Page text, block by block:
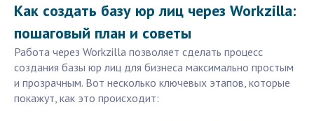
Как создать базу юр лиц через Workzilla:
пошаговый план и советы
Работа через Workzilla позволяет сделать процесс
создания базы юр лиц для бизнеса максимально простым
и прозрачным. Вот несколько ключевых этапов, которые
покажут, как это происходит: